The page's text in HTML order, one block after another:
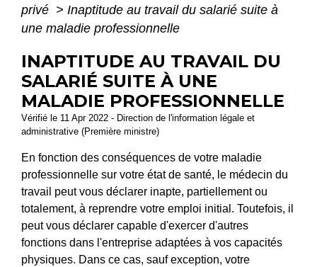
privé > Inaptitude au travail du salarié suite à
une maladie professionnelle
INAPTITUDE AU TRAVAIL DU
SALARIÉ SUITE À UNE
MALADIE PROFESSIONNELLE
Vérifié le 11 Apr 2022 - Direction de l'information légale et
administrative (Première ministre)
En fonction des conséquences de votre maladie
professionnelle sur votre état de santé, le médecin du
travail peut vous déclarer inapte, partiellement ou
totalement, à reprendre votre emploi initial. Toutefois, il
peut vous déclarer capable d'exercer d'autres
fonctions dans l'entreprise adaptées à vos capacités
physiques. Dans ce cas, sauf exception, votre